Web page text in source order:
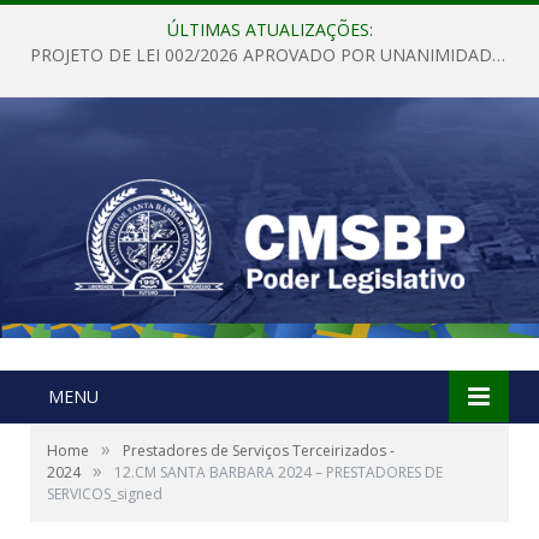
ÚLTIMAS ATUALIZAÇÕES:
PROJETO DE LEI 002/2026 APROVADO POR UNANIMIDADE EM SESSÃO ORDINÁRIA NESTA QUINTA – FEIRA 28 DE MAIO DE 2026
MENU
Home »
Prestadores de Serviços Terceirizados -
2024 »
12.CM SANTA BARBARA 2024 – PRESTADORES DE
SERVICOS_signed